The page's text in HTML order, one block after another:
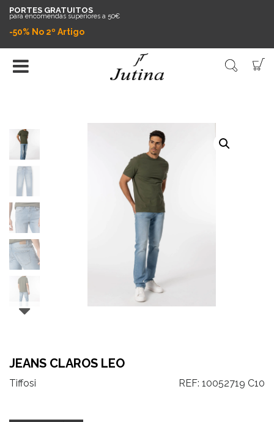
PORTES GRATUITOS
para encomendas superiores a 50€
-50% No 2º Artigo
JEANS CLAROS LEO
Tiffosi REF: 10052719 C10